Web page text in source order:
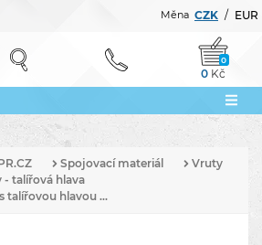
CZK / EUR
Měna
0
0 Kč
Spojovací materiál
Vruty
talířová hlava
talířovou hlavou ...